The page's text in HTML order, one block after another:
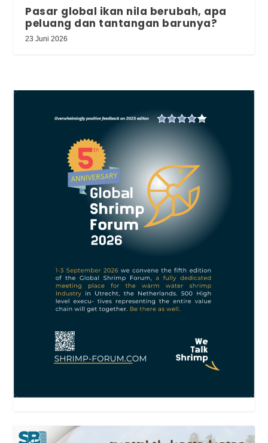
Pasar global ikan nila berubah, apa
peluang dan tantangan barunya?
23 Juni 2026